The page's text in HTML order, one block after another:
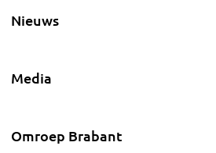
Nieuws
Media
Omroep Brabant